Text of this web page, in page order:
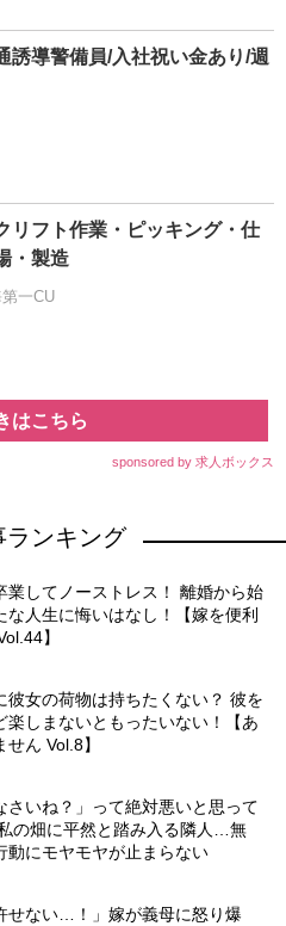
誘導警備員/入社祝い金あり/週
リフト作業・ピッキング・仕
・製造
一CU
はこちら
sponsored by 求人ボックス
ランキング
業してノーストレス！ 離婚から始
な人生に悔いはなし！【嫁を便利
】
彼女の荷物は持ちたくない？ 彼を
楽しまないともったいない！【あ
ん Vol.8】
さいね？」って絶対悪いと思って
の畑に平然と踏み入る隣人…無
動にモヤモヤが止まらない
せない…！」嫁が義母に怒り爆